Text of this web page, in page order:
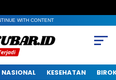
WITH CONTENT
NASIONAL KESEHATAN